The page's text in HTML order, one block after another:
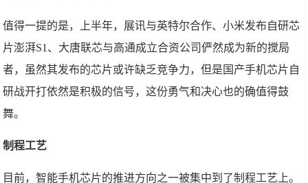
值得一提的是，上半年，展讯与英特尔合作、小米发布自研芯
片澎湃S1、大唐联芯与高通成立合资公司俨然成为新的搅局
者，虽然其发布的芯片或许缺乏竞争力，但是国产手机芯片自
研战开打依然是积极的信号，这份勇气和决心也的确值得鼓
舞。
制程工艺
目前，智能手机芯片的推进方向之一被集中到了制程工艺上。